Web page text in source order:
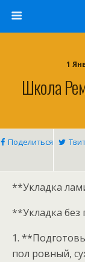
1
Школа
Поделиться
**Укладка
**Укладка
1.
пол ровный,